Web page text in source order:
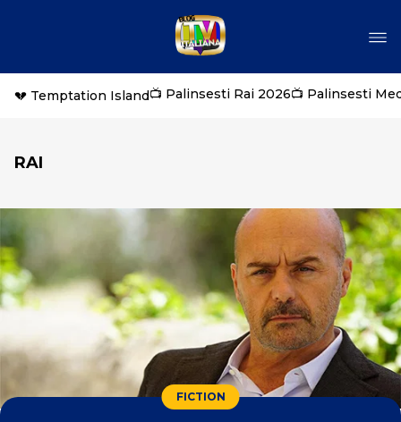
💔 Temptation Island📺 Palinsesti Rai 2026📺 Palinsesti
RAI
FICTION